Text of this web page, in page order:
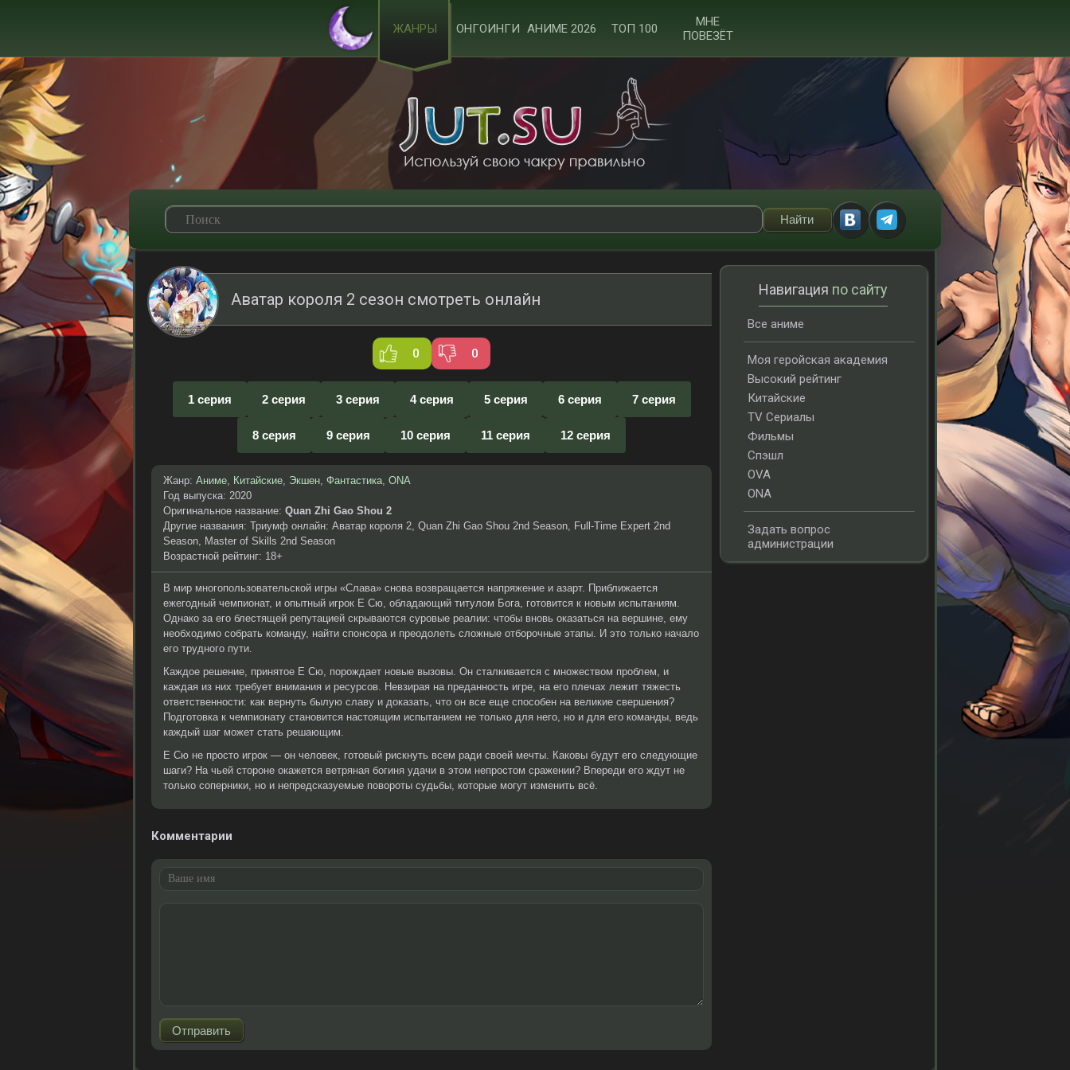
ЖАНРЫ ОНГОИНГИ АНИМЕ 2026 ТОП 100
МНЕ
ПОВЕЗЁТ
Аватар короля 2 сезон смотреть онлайн
0 0
1 серия 2 серия 3 серия 4 серия 5 серия 6 серия 7 серия
8 серия 9 серия 10 серия 11 серия 12 серия
Жанр: Аниме, Китайские, Экшен, Фантастика, ONA
Год выпуска: 2020
Оригинальное название: Quan Zhi Gao Shou 2
Другие названия: Триумф онлайн: Аватар короля 2, Quan Zhi Gao Shou 2nd Season, Full-Time Expert 2nd
Season, Master of Skills 2nd Season
Возрастной рейтинг: 18+
В мир многопользовательской игры «Слава» снова возвращается напряжение и азарт. Приближается
ежегодный чемпионат, и опытный игрок Е Сю, обладающий титулом Бога, готовится к новым испытаниям.
Однако за его блестящей репутацией скрываются суровые реалии: чтобы вновь оказаться на вершине, ему
необходимо собрать команду, найти спонсора и преодолеть сложные отборочные этапы. И это только начало
его трудного пути.
Каждое решение, принятое Е Сю, порождает новые вызовы. Он сталкивается с множеством проблем, и
каждая из них требует внимания и ресурсов. Невзирая на преданность игре, на его плечах лежит тяжесть
ответственности: как вернуть былую славу и доказать, что он все еще способен на великие свершения?
Подготовка к чемпионату становится настоящим испытанием не только для него, но и для его команды, ведь
каждый шаг может стать решающим.
Е Сю не просто игрок — он человек, готовый рискнуть всем ради своей мечты. Каковы будут его следующие
шаги? На чьей стороне окажется ветряная богиня удачи в этом непростом сражении? Впереди его ждут не
только соперники, но и непредсказуемые повороты судьбы, которые могут изменить всё.
Комментарии
Навигация по сайту
Все аниме
Моя геройская академия
Высокий рейтинг
Китайские
TV Сериалы
Фильмы
Спэшл
OVA
ONA
Задать вопрос
администрации